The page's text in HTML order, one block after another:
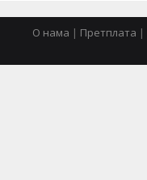
О нама | Претплата |